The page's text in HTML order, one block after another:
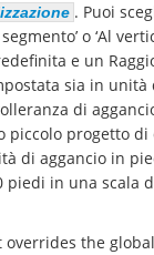
. Puoi
o ‘Al
e un
sia in
di
progetto
di aggancio in
in una scala
the